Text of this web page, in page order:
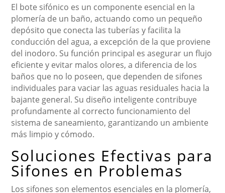
El bote sifónico es un componente esencial en la
plomería de un baño, actuando como un pequeño
depósito que conecta las tuberías y facilita la
conducción del agua, a excepción de la que proviene
del inodoro. Su función principal es asegurar un flujo
eficiente y evitar malos olores, a diferencia de los
baños que no lo poseen, que dependen de sifones
individuales para vaciar las aguas residuales hacia la
bajante general. Su diseño inteligente contribuye
profundamente al correcto funcionamiento del
sistema de saneamiento, garantizando un ambiente
más limpio y cómodo.
Soluciones Efectivas para
Sifones en Problemas
Los sifones son elementos esenciales en la plomería,